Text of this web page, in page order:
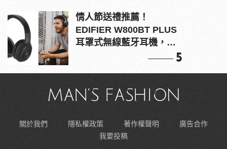
情人節送禮推薦！
EDIFIER W800BT PLUS
耳罩式無線藍牙耳機，在
5
關於我們 隱私權政策 著作權聲明
廣告合作
我要投稿